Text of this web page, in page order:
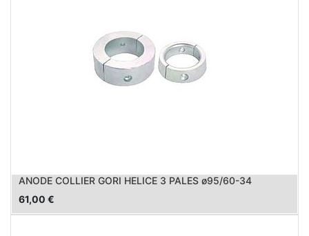
ANODE COLLIER GORI HELICE 3 PALES ø95/60-34
61,00 €